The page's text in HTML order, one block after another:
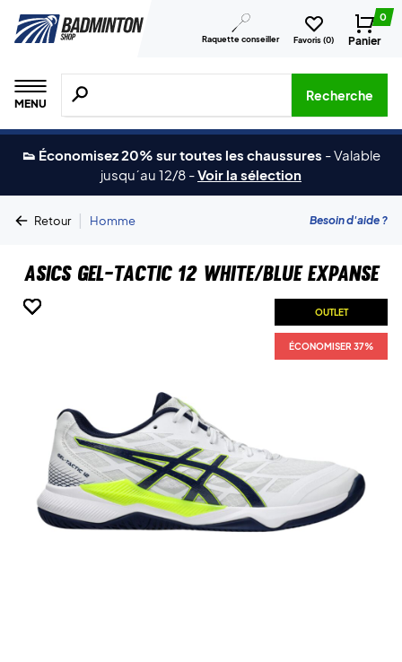
Raquette conseiller Favoris (0)
0
Panier
MENU
Recherche de produits, de marques, etc.
Recherche
👟 Économisez 20% sur toutes les chaussures -Valable
jusqu´au 12/8 -Voir la sélection
Retour | Homme Besoin d'aide ?
Asics Gel-Tactic 12 White/Blue Expanse
OUTLET
ÉCONOMISER 37%
OUTLET
ÉCONOMISER 37%
OUTLET
ÉCONOMISER 37%
OUTLET
ÉCONOMISER 37%
OUTLET
ÉCONOMISER 37%
OUTLET
ÉCONOMISER 37%
OUTLET
ÉCONOMISER 37%